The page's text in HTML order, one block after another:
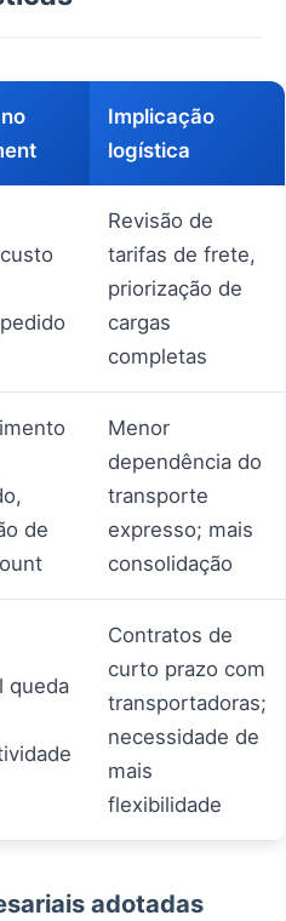
Implicação
logística
Revisão de
tarifas de frete,
priorização de
cargas
completas
de
Menor
dependência do
transporte
expresso; mais
consolidação
queda
Contratos de
curto prazo com
transportadoras;
necessidade de
mais
flexibilidade
adotadas